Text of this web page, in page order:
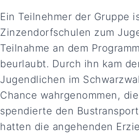
Ein Teilnehmer der Gruppe
Zinzendorfschulen zum
Teilnahme an dem
beurlaubt. Durch ihn kam
Jugendlichen im
Chance wahrgenommen,
spendierte den
hatten die angehenden